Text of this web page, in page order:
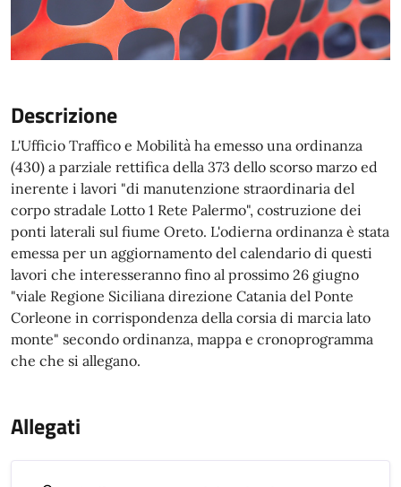
Descrizione
L'Ufficio Traffico e Mobilità ha emesso una ordinanza
(430) a parziale rettifica della 373 dello scorso marzo ed
inerente i lavori "di manutenzione straordinaria del
corpo stradale Lotto 1 Rete Palermo", costruzione dei
ponti laterali sul fiume Oreto. L'odierna ordinanza è stata
emessa per un aggiornamento del calendario di questi
lavori che interesseranno fino al prossimo 26 giugno
"viale Regione Siciliana direzione Catania del Ponte
Corleone in corrispondenza della corsia di marcia lato
monte" secondo ordinanza, mappa e cronoprogramma
che che si allegano.
Allegati